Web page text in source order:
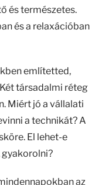
és természetes.
és a relaxációban
említetted,
társadalmi réteg
Miért jó a vállalati
a technikát? A
El lehet-e
az